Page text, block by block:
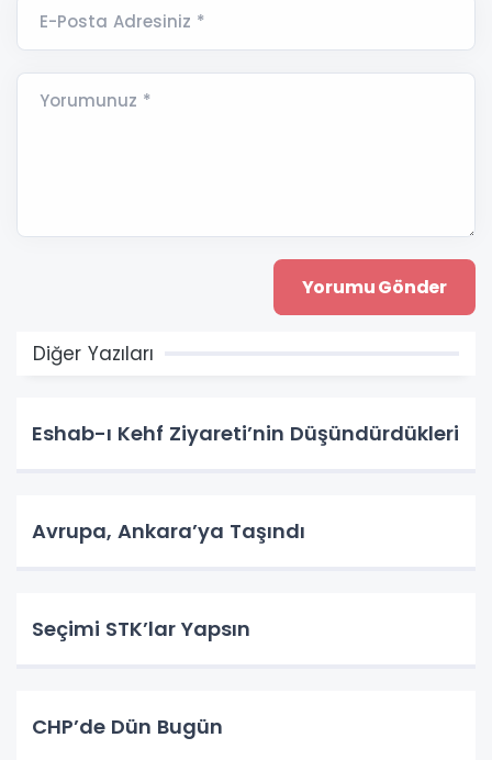
E-Posta Adresiniz *
Yorumunuz *
Diğer Yazıları
Eshab-ı Kehf Ziyareti’nin Düşündürdükleri
Avrupa, Ankara’ya Taşındı
Seçimi STK’lar Yapsın
CHP’de Dün Bugün